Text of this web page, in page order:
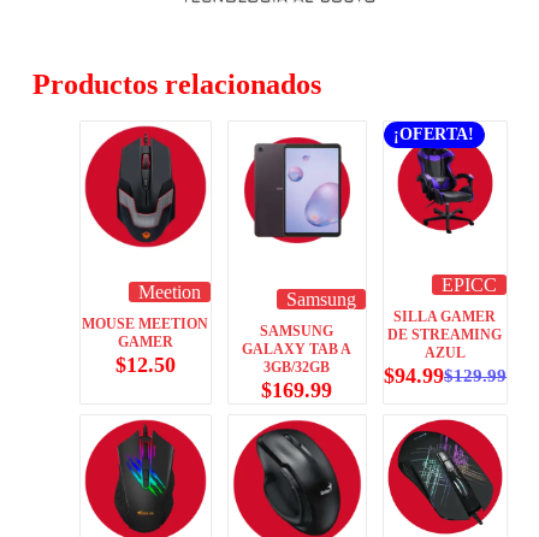
Productos relacionados
Meetion
MOUSE MEETION
GAMER
$12.50
Samsung
SAMSUNG
GALAXY TAB A
3GB/32GB
$169.99
¡OFERTA!
EPICC
SILLA GAMER
DE STREAMING
AZUL
$129.99
$94.99